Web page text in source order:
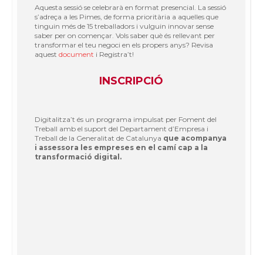
Aquesta sessió se celebrarà en format presencial. La sessió
s’adreça a les Pimes, de forma prioritària a aquelles que
tinguin més de 15 treballadors i vulguin innovar sense
saber per on començar. Vols saber què és rellevant per
transformar el teu negoci en els propers anys? Revisa
aquest document i Registra’t!
INSCRIPCIÓ
Digitalitza’t és un programa impulsat per Foment del
Treball amb el suport del Departament d’Empresa i
Treball de la Generalitat de Catalunya que acompanya
i assessora les empreses en el camí cap a la
transformació digital.